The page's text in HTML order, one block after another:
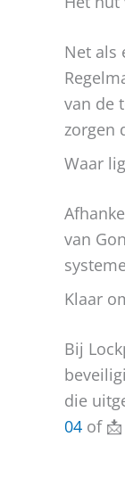
Net als
van de
zorgen
Waar
van
Klaar
Bij
die
04 of